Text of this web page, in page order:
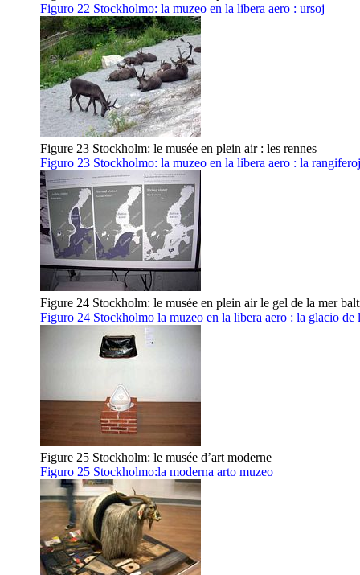
Figuro 22 Stockholmo: la muzeo en la libera aero : ursoj
Figure 23 Stockholm: le musée en plein air : les rennes
Figuro 23 Stockholmo: la muzeo en la libera aero : la rangiferoj
Figure 24 Stockholm: le musée en plein air le gel de la mer
Figuro 24 Stockholmo la muzeo en la libera aero : la glacio
Figure 25 Stockholm: le musée d’art moderne
Figuro 25 Stockholmo:la moderna arto muzeo